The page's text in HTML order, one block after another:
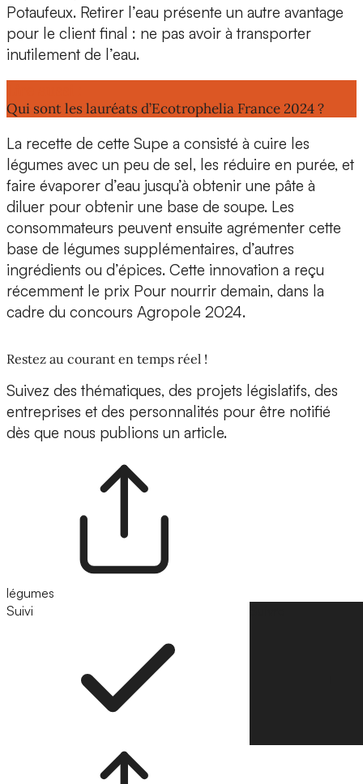
Potaufeux. Retirer l’eau présente un autre avantage
pour le client final : ne pas avoir à transporter
inutilement de l’eau.
Qui sont les lauréats d’Ecotrophelia France 2024 ?
La recette de cette Supe a consisté à cuire les
légumes avec un peu de sel, les réduire en purée, et
faire évaporer d’eau jusqu’à obtenir une pâte à
diluer pour obtenir une base de soupe. Les
consommateurs peuvent ensuite agrémenter cette
base de légumes supplémentaires, d’autres
ingrédients ou d’épices. Cette innovation a reçu
récemment le prix Pour nourrir demain, dans la
cadre du concours Agropole 2024.
Restez au courant en temps réel !
Suivez des thématiques, des projets législatifs, des
entreprises et des personnalités pour être notifié
dès que nous publions un article.
légumes
Suivi